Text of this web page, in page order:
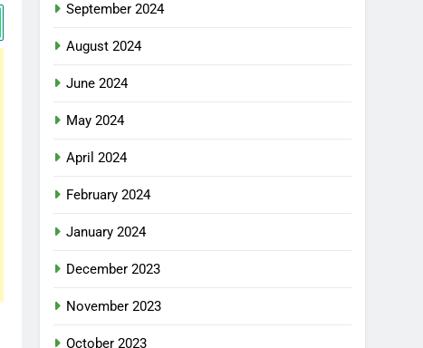
September 2024
August 2024
June 2024
May 2024
April 2024
February 2024
January 2024
December 2023
November 2023
October 2023